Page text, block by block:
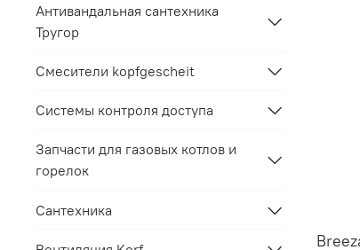
Антивандальная сантехника
Тругор
Смесители kopfgescheit
Системы контроля доступа
Запчасти для газовых котлов и
горелок
Сантехника